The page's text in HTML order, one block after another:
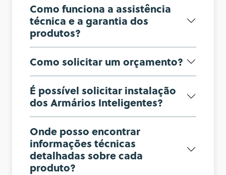
Como funciona a assistência
técnica e a garantia dos
produtos?
Como solicitar um orçamento?
É possível solicitar instalação
dos Armários Inteligentes?
Onde posso encontrar
informações técnicas
detalhadas sobre cada
produto?